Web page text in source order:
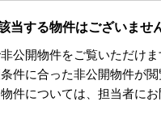
当する物件はございませ
公開物件をご覧いただけま
件に合った非公開物件が閲
件については、担当者にお